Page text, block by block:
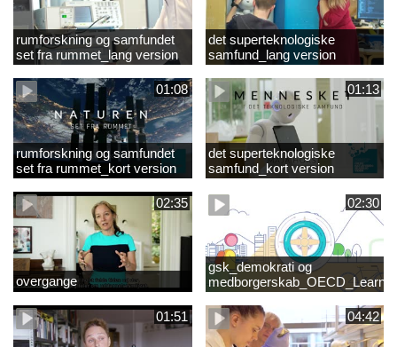
rumforskning og samfundet
set fra rummet_lang version
det superteknologiske
samfund_lang version
01:08
rumforskning og samfundet
set fra rummet_kort version
01:13
det superteknologiske
samfund_kort version
02:35
overgange
02:30
gsk_demokrati og
Compass 2030
01:51
04:42